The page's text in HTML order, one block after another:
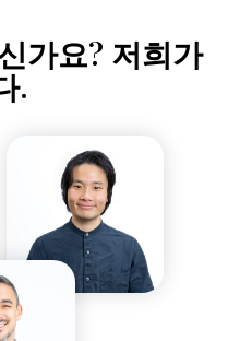
가요? 저희가
.